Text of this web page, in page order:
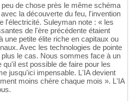
peu de chose près le même schéma
la découverte du feu, l'invention
l'électricité. Suleyman note : « les
de l'ère précédente étaient
une petite élite riche en capitaux ou
Avec les technologies de pointe
le cas. Nous sommes face à un
est possible de faire pour les
jusqu'ici impensable. L'IA devient
moins chère chaque mois ». L'IA